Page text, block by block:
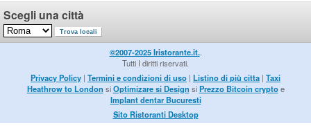
Scegli una città
©2007-2025 Iristorante.it..
Tutti I diritti riservati.
Privacy Policy | Termini e condizioni di uso | Listino di più citta | Taxi
Heathrow to London siOptimizare si Design siPrezzo Bitcoin cryptoe
Implant dentar Bucuresti
Sito Ristoranti Desktop